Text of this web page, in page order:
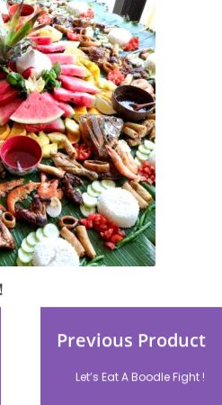
Previous Product
Let’s Eat A Boodle Fight !